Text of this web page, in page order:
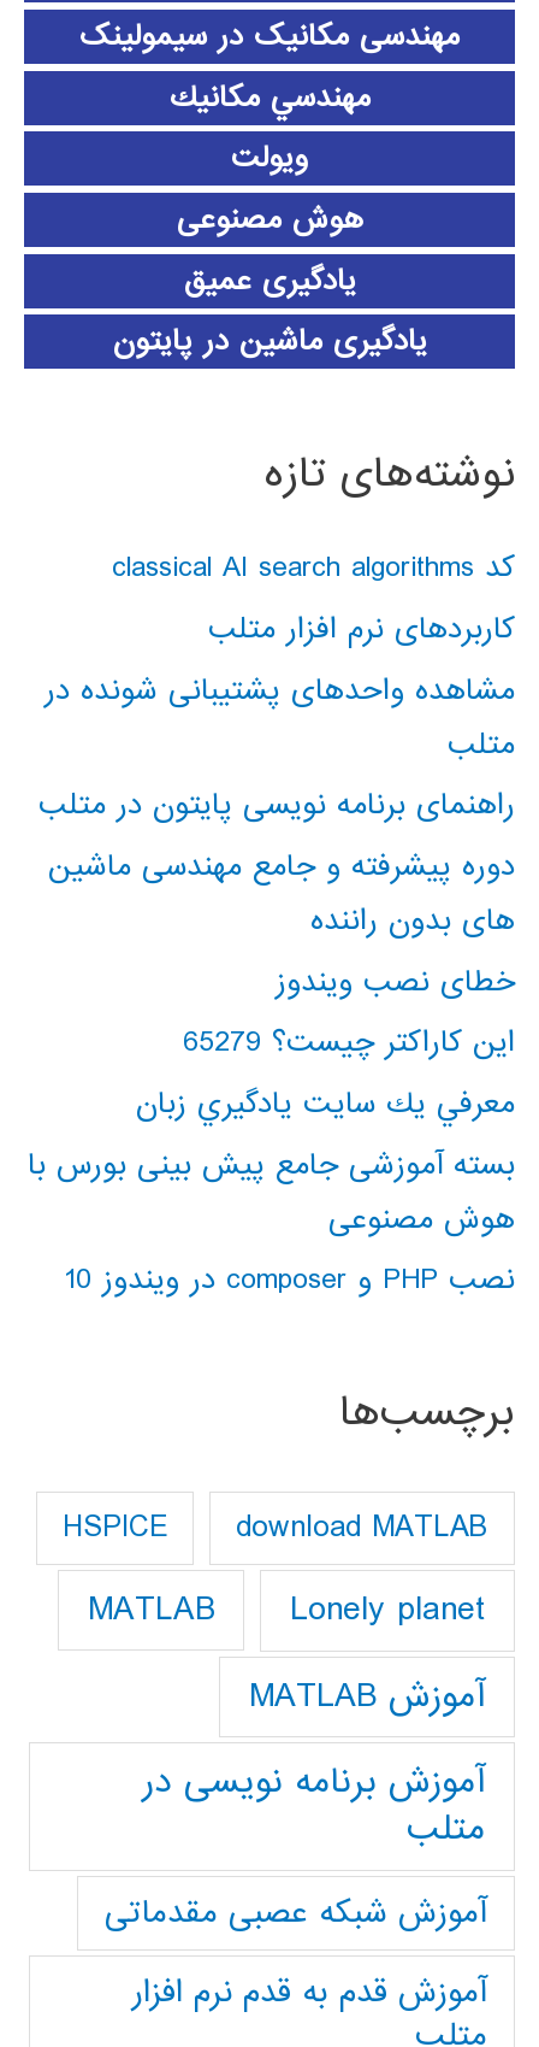
مهندسی مکانیک در سیمولینک
مهندسي مكانيك
ویولت
هوش مصنوعی
یادگیری عمیق
یادگیری ماشین در پایتون
نوشته‌های تازه
کد classical AI search algorithms
کاربردهای نرم افزار متلب
مشاهده واحدهای پشتیبانی شونده در
متلب
راهنمای برنامه نویسی پایتون در متلب
دوره پیشرفته و جامع مهندسی ماشین
های بدون راننده
خطای نصب ویندوز
این کاراکتر چیست؟ 65279
معرفي يك سايت يادگيري زبان
بسته آموزشی جامع پیش بینی بورس با
هوش مصنوعی
نصب PHP و composer در ویندوز 10
برچسب‌ها
download MATLAB
HSPICE
Lonely planet
MATLAB
آموزش MATLAB
آموزش برنامه نویسی در
متلب
آموزش شبکه عصبی مقدماتی
آموزش قدم به قدم نرم افزار
متلب